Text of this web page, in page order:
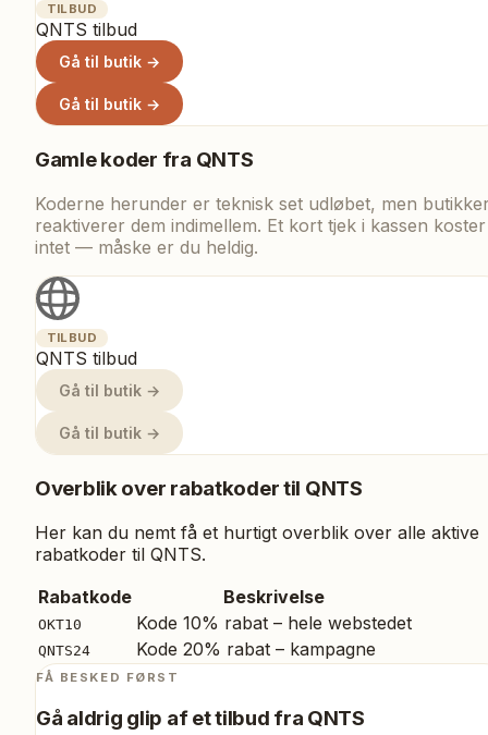
TILBUD
QNTS tilbud
Gå til butik →
Gå til butik →
Gamle koder fra QNTS
Koderne herunder er teknisk set udløbet, men
reaktiverer dem indimellem. Et kort tjek i kassen koster
intet — måske er du heldig.
TILBUD
QNTS tilbud
Gå til butik →
Gå til butik →
Overblik over rabatkoder til QNTS
Her kan du nemt få et hurtigt overblik over alle aktive
rabatkoder til QNTS.
Rabatkode
Beskrivelse
OKT10 Kode 10% rabat – hele webstedet
QNTS24 Kode 20% rabat – kampagne
FÅ BESKED FØRST
Gå aldrig glip af et tilbud fra QNTS